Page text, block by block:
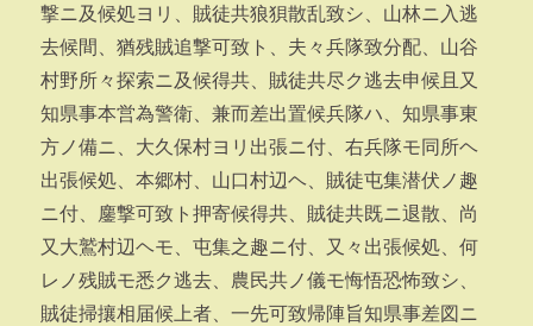
撃ニ及候処ヨリ、賊徒共狼狽散乱致シ、山林ニ入逃
去候間、猶残賊追撃可致ト、夫々兵隊致分配、山谷
村野所々探索ニ及候得共、賊徒共尽ク逃去申候且又
知県事本営為警衛、兼而差出置候兵隊ハ、知県事東
方ノ備ニ、大久保村ヨリ出張ニ付、右兵隊モ同所ヘ
出張候処、本郷村、山口村辺ヘ、賊徒屯集潜伏ノ趣
ニ付、鏖撃可致ト押寄候得共、賊徒共既ニ退散、尚
又大鷲村辺ヘモ、屯集之趣ニ付、又々出張候処、何
レノ残賊モ悉ク逃去、農民共ノ儀モ悔悟恐怖致シ、
賊徒掃攘相届候上者、一先可致帰陣旨知県事差図ニ